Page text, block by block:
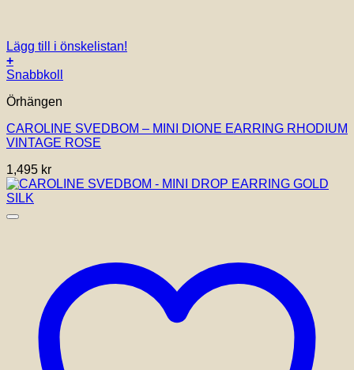
Lägg till i önskelistan!
+
Snabbkoll
Örhängen
CAROLINE SVEDBOM – MINI DIONE EARRING RHODIUM
VINTAGE ROSE
1,495 kr